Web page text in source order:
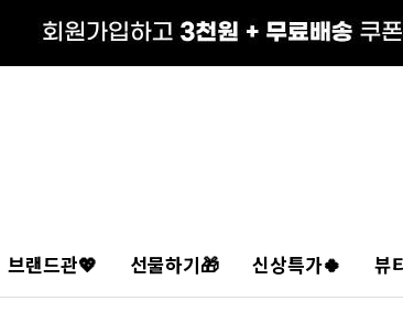
브랜드관💖 선물하기🎁 신상특가🍀 뷰